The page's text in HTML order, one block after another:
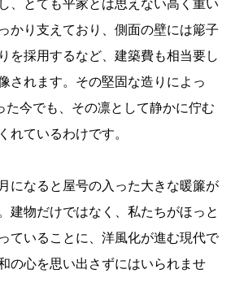
かり支えており、側面の壁には簓子
を採用するなど、建築費も相当要し
されます。その堅固な造りによっ
た今でも、その凛として静かに佇む
れているわけです。
になると屋号の入った大きな暖簾が
建物だけではなく、私たちがほっと
ていることに、洋風化が進む現代で
の心を思い出さずにはいられませ